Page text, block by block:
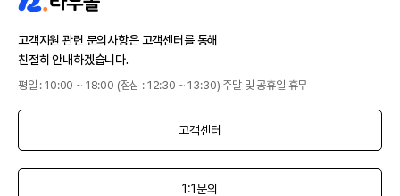
고객지원 관련 문의사항은 고객센터를 통해
친절히 안내하겠습니다.
평일 : 10:00 ~ 18:00 (점심 : 12:30 ~ 13:30) 주말 및 공휴일 휴무
고객센터
1:1문의